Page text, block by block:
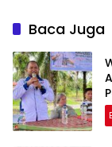
Baca Juga